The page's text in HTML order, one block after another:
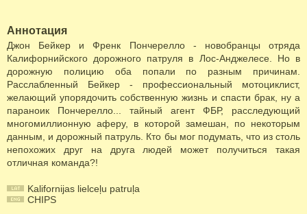
Аннотация
Джон Бейкер и Френк Пончерелло - новобранцы отряда
Калифорнийского дорожного патруля в Лос-Анджелесе. Но в
дорожную полицию оба попали по разным причинам.
Расслабленный Бейкер - профессиональный мотоциклист,
желающий упорядочить собственную жизнь и спасти брак, ну а
параноик Пончерелло... тайный агент ФБР, расследующий
многомиллионную аферу, в которой замешан, по некоторым
данным, и дорожный патруль. Кто бы мог подумать, что из столь
непохожих друг на друга людей может получиться такая
отличная команда?!
Kalifornijas lielceļu patruļa
CHIPS